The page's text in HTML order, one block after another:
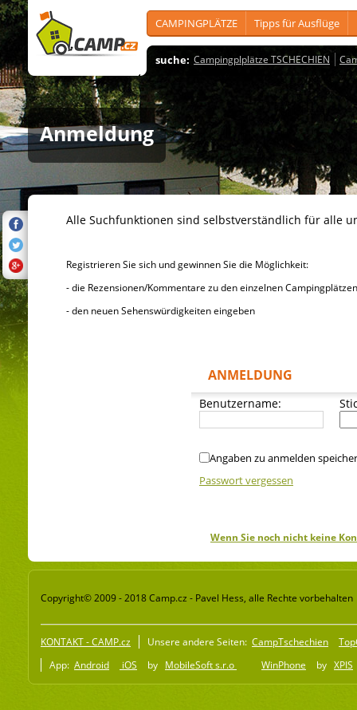
CAMPINGPLÄTZE Tipps für Ausflüge
suche: Campingplplätze TSCHECHIEN
Anmeldung
Alle Suchfunktionen sind selbstverständlich für alle
Registrieren Sie sich und gewinnen Sie die Möglichkeit:
- die Rezensionen/Kommentare zu den einzelnen
- den neuen Sehenswürdigkeiten eingeben
ANMELDUNG
Benutzername:
Angaben zu anmelden
Passwort vergessen
Wenn Sie noch nicht keine
Copyright© 2009 - 2018 Camp.cz - Pavel Hess, alle Rechte vorbehalten
KONTAKT - CAMP.cz Unsere andere Seiten: CampTschechien
App: Android iOS by MobileSoft s.r.o WinPhone by XPIS